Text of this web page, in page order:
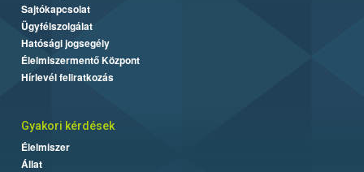
Sajtókapcsolat
Ügyfélszolgálat
Hatósági jogsegély
Élelmiszermentő Központ
Hírlevél feliratkozás
Gyakori kérdések
Élelmiszer
Állat